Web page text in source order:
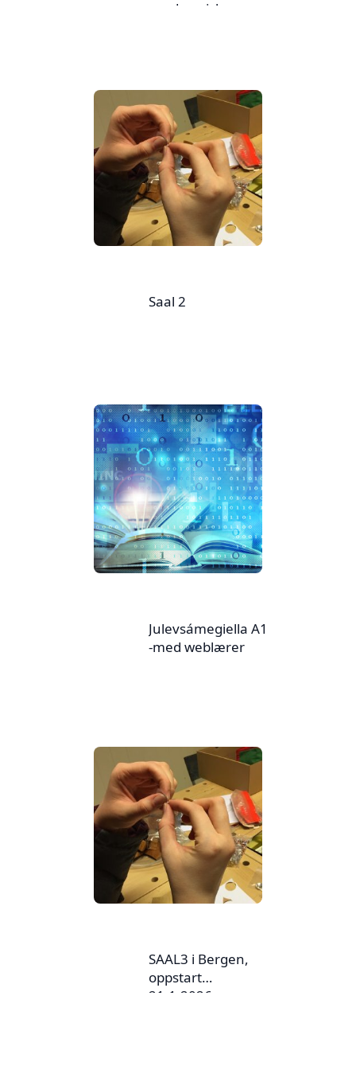
nordsamisk
Saal 2
Julevsámegiella A1
-med weblærer
SAAL3 i Bergen,
oppstart
21.1.2026